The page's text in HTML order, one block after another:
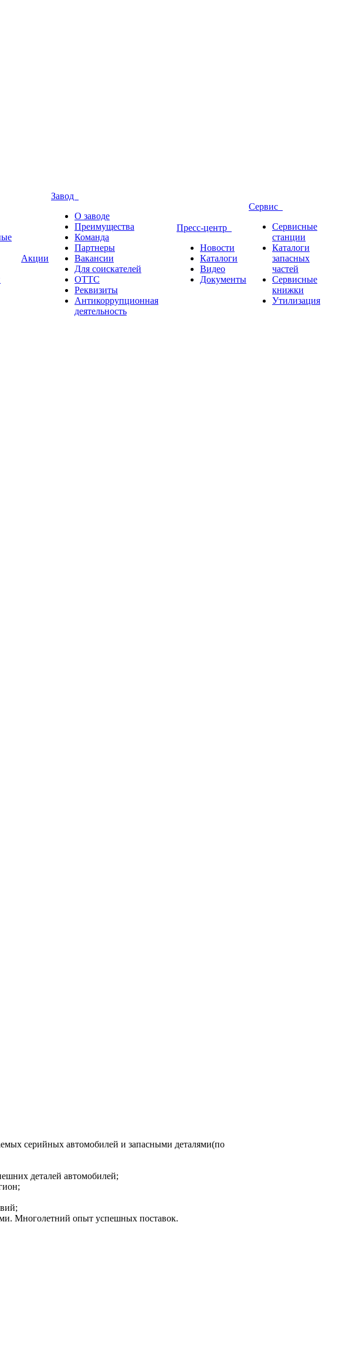
Акции
Завод
О заводе
Преимущества
Команда
Партнеры
Вакансии
Для соискателей
ОТТС
Реквизиты
Антикоррупционная
деятельность
Пресс-центр
Новости
Каталоги
Видео
Документы
Сервис
Сервисные
станции
Каталоги
запасных
частей
Сервисные
книжки
Утилизация
серийных автомобилей и запасными деталями(по
деталей автомобилей;
Многолетний опыт успешных поставок.